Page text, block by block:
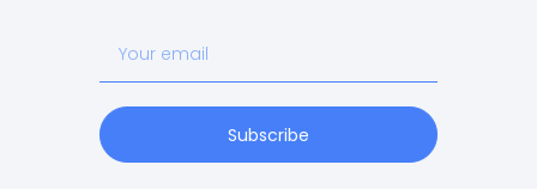
email
Subscribe